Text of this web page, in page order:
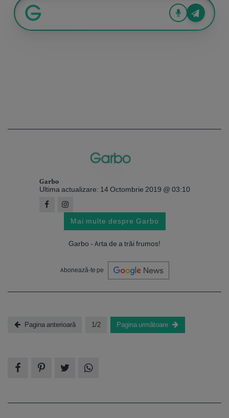
Garbo
Ultima actualizare: 14 Octombrie 2019 @ 03:10
Mai multe despre Garbo
Garbo - Arta de a trăi frumos!
Abonează-te pe
Pagina anterioară 1/2 Pagina următoare